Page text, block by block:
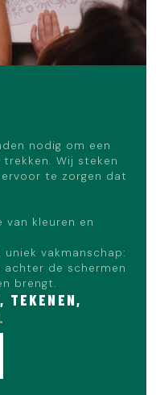
L.
nodig om een
trekken. Wij steken
te zorgen dat
van kleuren en
vakmanschap:
de schermen
brengt.
TEKENEN,